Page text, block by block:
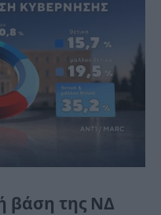
βάση της ΝΔ